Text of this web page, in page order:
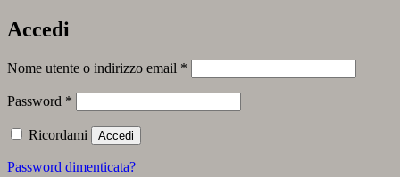
Accedi
Nome utente o indirizzo email *
Password *
Ricordami Accedi
Password dimenticata?